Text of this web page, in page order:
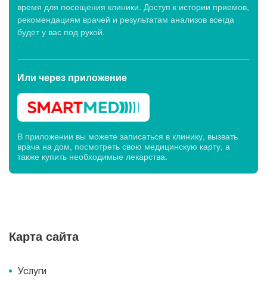
время для посещения клиники. Доступ к истории приемов,
рекомендациям врачей и результатам анализов всегда
будет у вас под рукой.
Или через приложение
В приложении вы можете записаться в клинику, вызвать
врача на дом, посмотреть свою медицинскую карту, а
также купить необходимые лекарства.
Карта сайта
Услуги